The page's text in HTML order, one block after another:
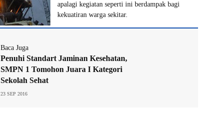
apalagi kegiatan seperti ini berdampak bagi
kekuatiran warga sekitar.
Baca Juga
Penuhi Standart Jaminan Kesehatan,
SMPN 1 Tomohon Juara I Kategori
Sekolah Sehat
23 SEP 2016